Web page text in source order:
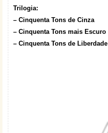
Trilogia:
– Cinquenta Tons de Cinza
– Cinquenta Tons mais Escuro
– Cinquenta Tons de Liberdade